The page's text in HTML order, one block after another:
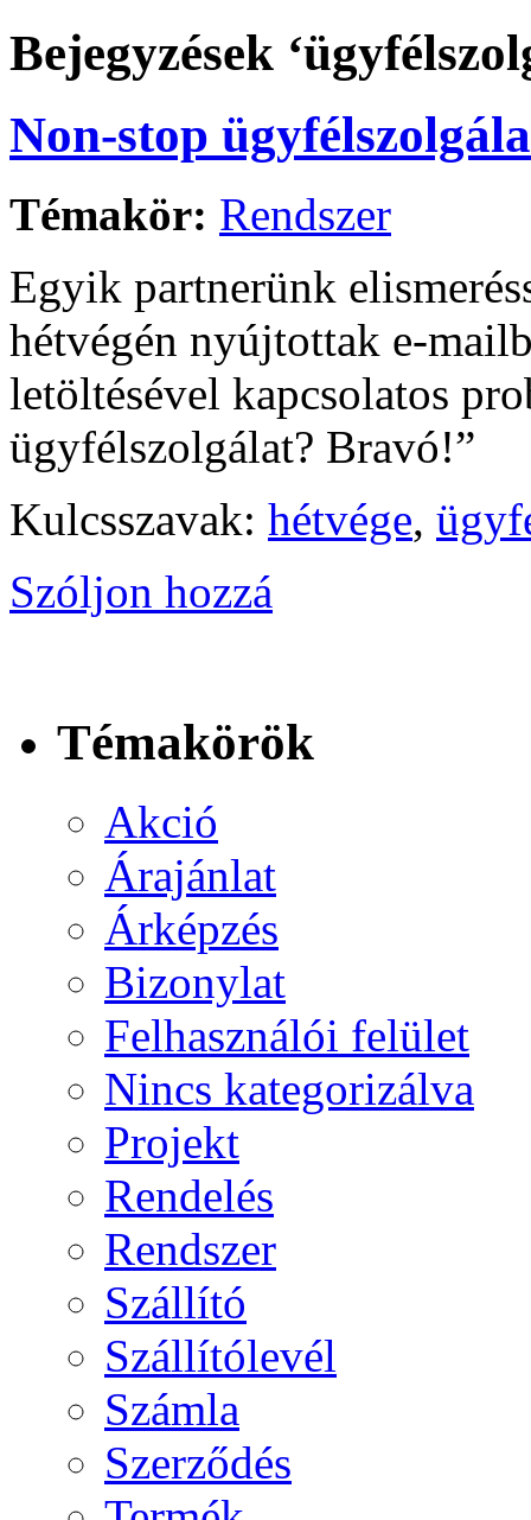
Bejegyzések
Non-stop
Témakör: Rendszer
Egyik partnerünk
hétvégén nyújtottak e-
letöltésével kapcsolatos
ügyfélszolgálat? Bravó!”
Kulcsszavak: hétvége,
Szóljon hozzá
Témakörök
Akció
Árajánlat
Árképzés
Bizonylat
Felhasználói felület
Nincs kategorizálva
Projekt
Rendelés
Rendszer
Szállító
Szállítólevél
Számla
Szerződés